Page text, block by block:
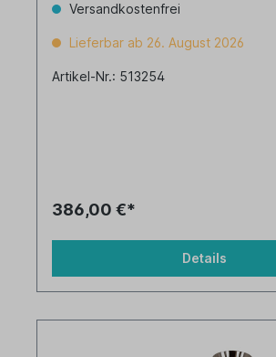
Versandkostenfrei
Lieferbar ab 26. August 2026
Artikel-Nr.: 513254
386,00 €*
Details